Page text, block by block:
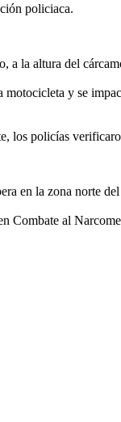
policiaca.
a la altura del
y se
los policías
en la zona norte
Combate al